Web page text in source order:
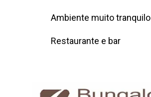
Ambiente muito tranquilo
Restaurante e bar